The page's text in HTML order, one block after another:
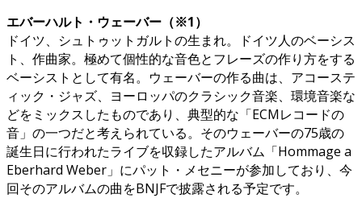
エバーハルト・ウェーバー（※1）
ドイツ、シュトゥットガルトの生まれ。ドイツ人のベーシス
ト、作曲家。極めて個性的な音色とフレーズの作り方をする
ベーシストとして有名。ウェーバーの作る曲は、アコーステ
ィック・ジャズ、ヨーロッパのクラシック音楽、環境音楽な
どをミックスしたものであり、典型的な「ECMレコードの
音」の一つだと考えられている。そのウェーバーの75歳の
誕生日に行われたライブを収録したアルバム「Hommage a
Eberhard Weber」にパット・メセニーが参加しており、今
回そのアルバムの曲をBNJFで披露される予定です。